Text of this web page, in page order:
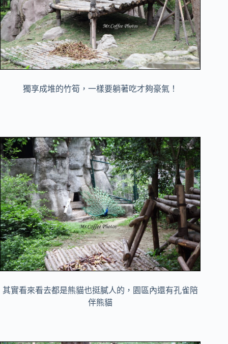
獨享成堆的竹筍，一樣要躺著吃才夠豪氣！
其實看來看去都是熊貓也挺膩人的，園區內還有孔雀陪
伴熊貓